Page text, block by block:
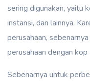
sering digunakan, yaitu
instansi, dan lainnya.
perusahaan,
perusahaan dengan kop
Sebenarnya untuk